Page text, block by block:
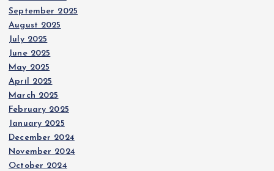
September 2025
August 2025
July 2025
June 2025
May 2025
April 2025
March 2025
February 2025
January 2025
December 2024
November 2024
October 2024